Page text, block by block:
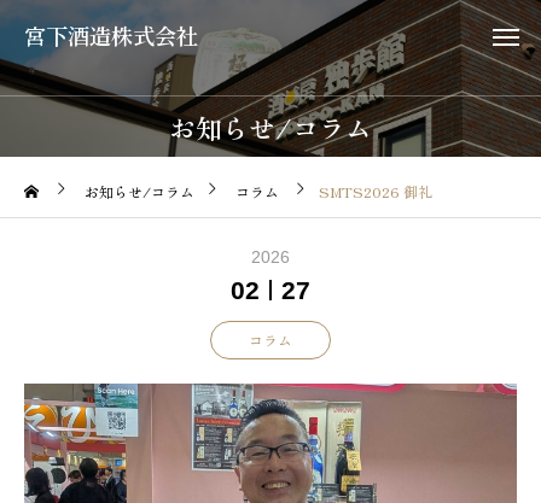
宮下酒造株式会社
お知らせ/コラム
お知らせ/コラム コラム SMTS2026 御礼
2026
02 27
コラム